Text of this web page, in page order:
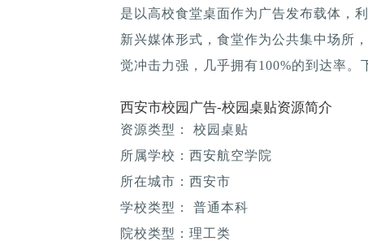
是以高校食堂桌面作为广告发布载体，
新兴媒体形式，食堂作为公共集中场所
觉冲击力强，几乎拥有100%的到达率。
西安市校园广告-校园桌贴资源简介
资源类型： 校园桌贴
所属学校：西安航空学院
所在城市：西安市
学校类型： 普通本科
院校类型：理工类